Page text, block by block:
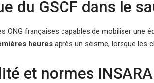
du GSCF dans le
ONG françaises capables de mobiliser une
heures après un séisme, lorsque les
et normes